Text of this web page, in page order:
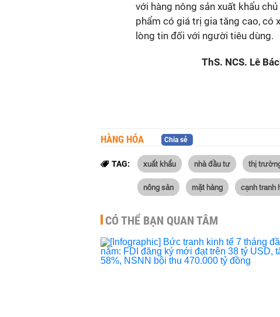
với hàng nông sản xuất khẩu
phẩm có giá trị gia tăng cao, có
lòng tin đối với người tiêu dùng.
ThS. NCS. Lê
HÀNG HÓA Chia sẻ
TAG: xuất khẩu nhà đầu tư thị
nông sản mặt hàng cạnh tranh
CÓ THỂ BẠN QUAN TÂM